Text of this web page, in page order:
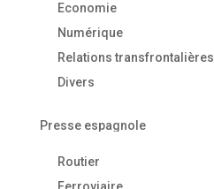
Economie
Numérique
Relations transfrontalières
Divers
Presse espagnole
Routier